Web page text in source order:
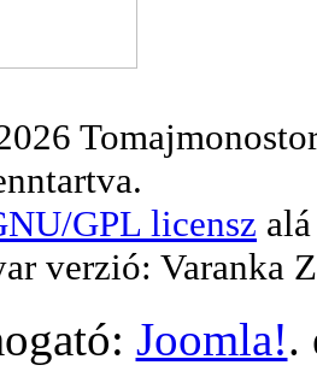
GPL licensz
verzió: Varanka
Joomla!.